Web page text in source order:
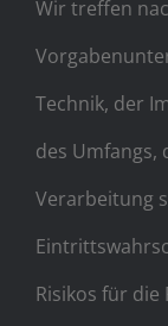
Wir treffen
Technik, der
des Umfangs,
Verarbeitung
Risikos für